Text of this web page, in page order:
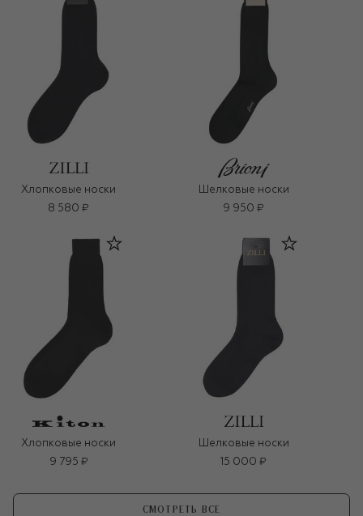
Хлопковые носки
8 580 ₽
Шелковые носки
9 950 ₽
Хлопковые носки
9 795 ₽
Шелковые носки
15 000 ₽
СМОТРЕТЬ ВСЕ